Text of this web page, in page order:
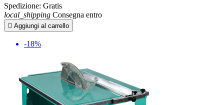
Spedizione: Gratis
local_shipping Consegna entro
 Aggiungi al carrello
-18%